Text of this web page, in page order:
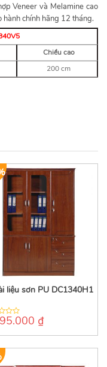
Veneer và Melamine cao
chính hãng 12 tháng.
Chiều cao
200 cm
liệu sơn PU DC1340H1
₫